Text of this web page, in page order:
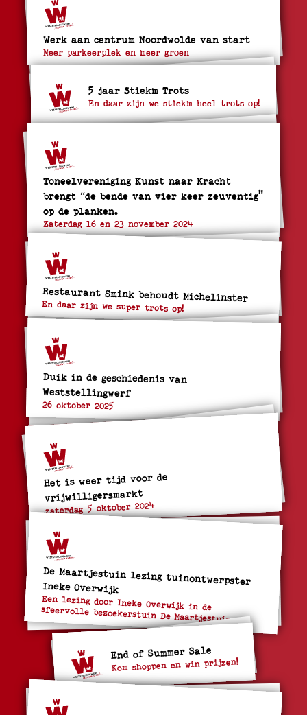
Werk aan centrum Noordwolde van start
Meer parkeerplek en meer groen
5 jaar Stiekm Trots
En daar zijn we stiekm heel trots op!
Toneelvereniging Kunst naar Kracht
brengt “de bende van vier keer zeuventig"
op de planken.
Zaterdag 16 en 23 november 2024
Restaurant Smink behoudt Michelinster
En daar zijn we super trots op!
Duik in de geschiedenis van
Weststellingwerf
26 oktober 2025
Het is weer tijd voor de
vrijwilligersmarkt
zaterdag 5 oktober 2024
De Maartjestuin lezing tuinontwerpster
Ineke Overwijk
Een lezing door Ineke Overwijk in de
sfeervolle bezoekerstuin De Maartjestuin
End of Summer Sale
Kom shoppen en win prijzen!